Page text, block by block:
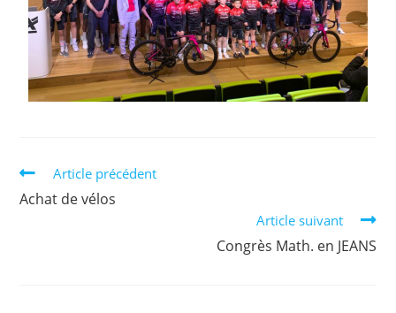
Article précédent
Achat de vélos
Article suivant
Congrès Math. en JEANS